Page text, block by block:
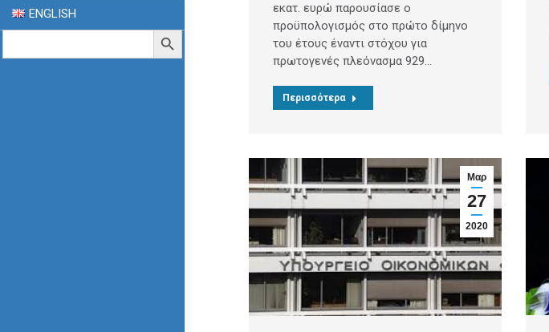
ENGLISH
Search
Search Button
εκατ. ευρώ παρουσίασε ο
προϋπολογισμός στο πρώτο δίμηνο
του έτους έναντι στόχου για
πρωτογενές πλεόνασμα 929…
Περισσότερα
Μαρ
27
2020